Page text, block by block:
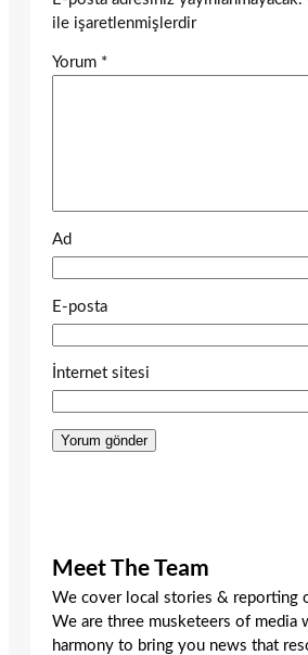
ile işaretlenmişlerdir
Yorum *
Ad
E-posta
İnternet sitesi
Meet The Team
We cover local stories & reporting
We are three musketeers of
harmony to bring you news that